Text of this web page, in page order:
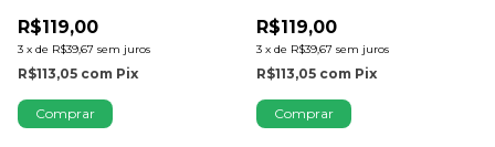
R$119,00
3 x de R$39,67 sem juros
R$113,05 com Pix
Comprar
R$119,00
3 x de R$39,67 sem juros
R$113,05 com Pix
Comprar